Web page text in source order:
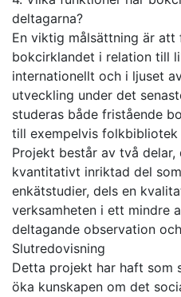
deltagarna?
En viktig målsättning är att
bokcirklandet i relation till
internationellt och i ljuset
utveckling under det
studeras både fristående
till exempelvis
Projekt består av två
kvantitativt inriktad del
enkätstudier, dels en
verksamheten i ett mindre
deltagande observation
Slutredovisning
Detta projekt har haft som
öka kunskapen om det